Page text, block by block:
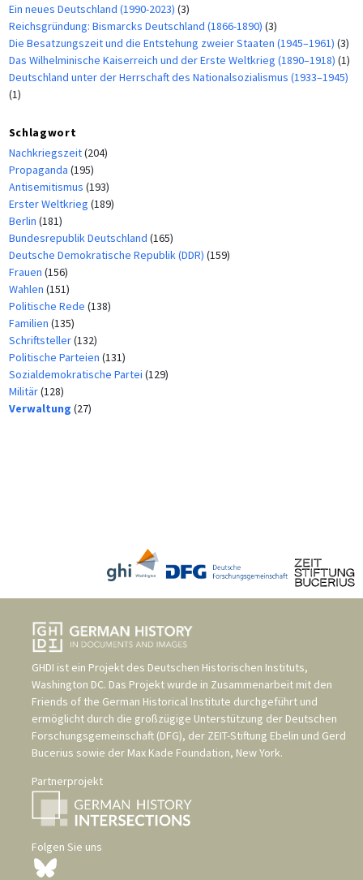
Ein neues Deutschland (1990-2023) (3)
Reichsgründung: Bismarcks Deutschland (1866-1890) (3)
Die Besatzungszeit und die Entstehung zweier Staaten (1945–1961) (3)
Das Wilhelminische Kaiserreich und der Erste Weltkrieg (1890–1918) (1)
Deutschland unter der Herrschaft des Nationalsozialismus (1933–1945)
(1)
Schlagwort
Nachkriegszeit(204)
Propaganda (195)
Antisemitismus (193)
Erster Weltkrieg (189)
Berlin (181)
Bundesrepublik Deutschland (165)
Deutsche Demokratische Republik (DDR) (159)
Frauen (156)
Wahlen (151)
Politische Rede (138)
Familien (135)
Schriftsteller(132)
Politische Parteien (131)
Sozialdemokratische Partei (129)
Militär(128)
Verwaltung (27)
GHDI ist ein Projekt des Deutschen Historischen Instituts,
Washington DC. Das Projekt wurde in Zusammenarbeit mit den
Friends of the German Historical Institute durchgeführt und
ermöglicht durch die großzügige Unterstützung der Deutschen
Forschungsgemeinschaft (DFG), der ZEIT-Stiftung Ebelin und Gerd
Bucerius sowie der Max Kade Foundation, New York.
Partnerprojekt
Folgen Sie uns